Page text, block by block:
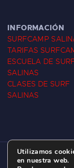
INFORMACIÓN
SURFCAMP
TARIFAS
ESCUELA DE
SALINAS
CLASES DE SURF
SALINAS
ESCUELA
Utilizamos
en nuestra web.